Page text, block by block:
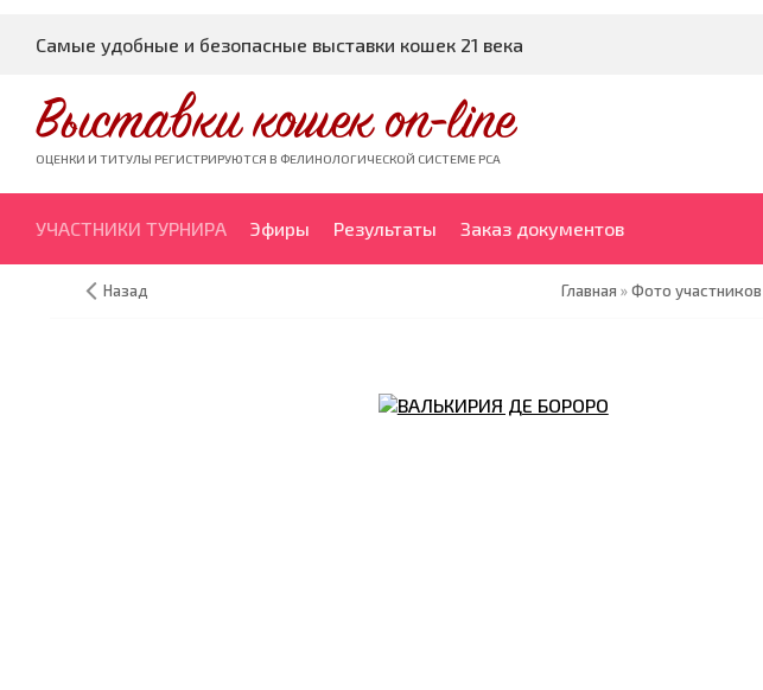
Самые удобные и безопасные выставки кошек 21 века
Выставки кошек on-line
ОЦЕНКИ И ТИТУЛЫ РЕГИСТРИРУЮТСЯ В ФЕЛИНОЛОГИЧЕСКОЙ СИСТЕМЕ PCA
УЧАСТНИКИ ТУРНИРА Эфиры Результаты Заказ документов
Назад Главная »Фото